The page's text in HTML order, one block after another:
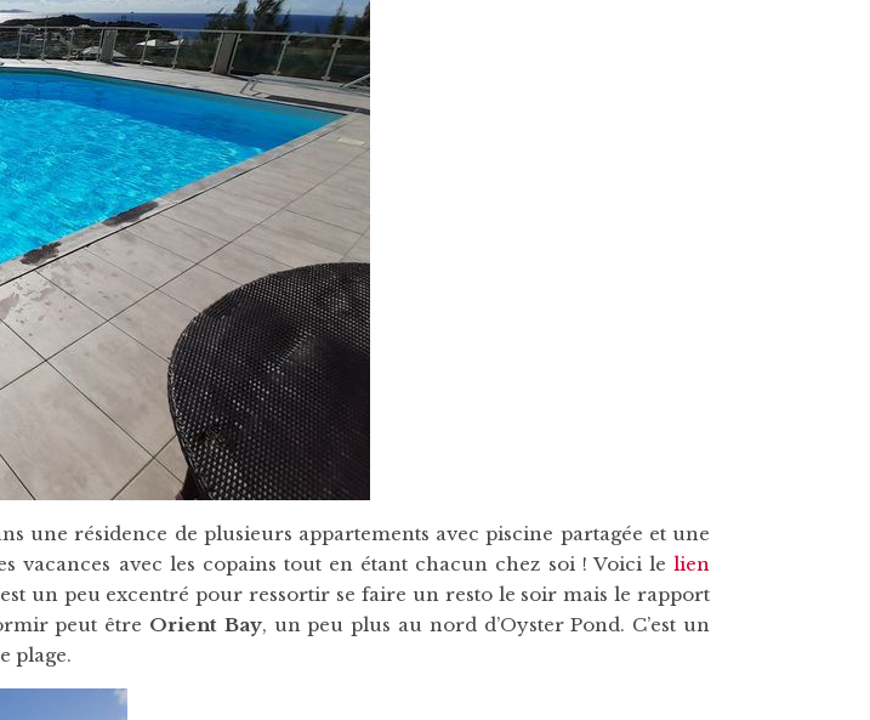
une résidence de plusieurs appartements avec piscine partagée et une
vacances avec les copains tout en étant chacun chez soi ! Voici le lien
un peu excentré pour ressortir se faire un resto le soir mais le rapport
peut être Orient Bay, un peu plus au nord d’Oyster Pond. C’est un
plage.